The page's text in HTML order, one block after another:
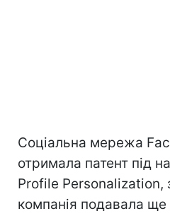
Соціальна мережа
отримала патент під
Profile Personalization,
компанія подавала ще